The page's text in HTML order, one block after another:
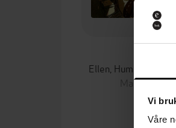
Vi
Våre
Ellen, Humla og
Maria
LYDBOK